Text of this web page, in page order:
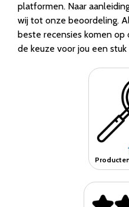
platformen. Naar
wij tot onze beoordeling.
beste recensies komen
de keuze voor jou een stuk